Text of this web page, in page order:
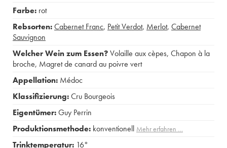
Farbe: rot
Rebsorten:Cabernet Franc, Petit Verdot, Merlot, Cabernet
Sauvignon
Welcher Wein zum Essen?Volaille aux cèpes, Chapon à la
broche, Magret de canard au poivre vert
Appellation: Médoc
Klassifizierung:Cru Bourgeois
Eigentümer:Guy Perrin
Produktionsmethode: konventionell Mehr erfahren …
Trinktemperatur: 16°